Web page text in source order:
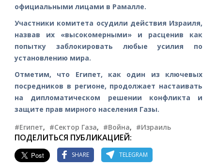
официальными лицами в Рамалле.
Участники комитета осудили действия Израиля,
назвав их «высокомерными» и расценив как
попытку заблокировать любые усилия по
установлению мира.
Отметим, что Египет, как один из ключевых
посредников в регионе, продолжает настаивать
на дипломатическом решении конфликта и
защите прав мирного населения Газы.
#Египет, #Сектор Газа, #Война, #Израиль
ПОДЕЛИТЬСЯ ПУБЛИКАЦИЕЙ:
SHARE TELEGRAM